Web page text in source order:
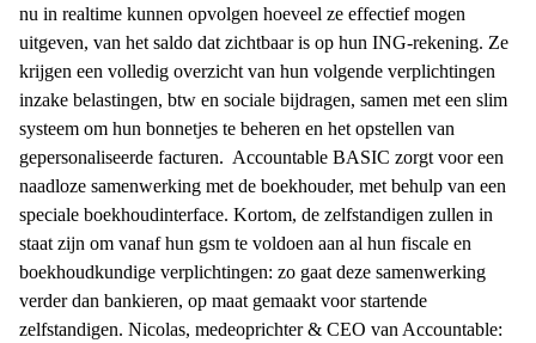
nu in realtime kunnen opvolgen hoeveel ze effectief mogen
uitgeven, van het saldo dat zichtbaar is op hun ING-rekening. Ze
krijgen een volledig overzicht van hun volgende verplichtingen
inzake belastingen, btw en sociale bijdragen, samen met een slim
systeem om hun bonnetjes te beheren en het opstellen van
gepersonaliseerde facturen. Accountable BASIC zorgt voor een
naadloze samenwerking met de boekhouder, met behulp van een
speciale boekhoudinterface. Kortom, de zelfstandigen zullen in
staat zijn om vanaf hun gsm te voldoen aan al hun fiscale en
boekhoudkundige verplichtingen: zo gaat deze samenwerking
verder dan bankieren, op maat gemaakt voor startende
zelfstandigen. Nicolas, medeoprichter & CEO van Accountable: